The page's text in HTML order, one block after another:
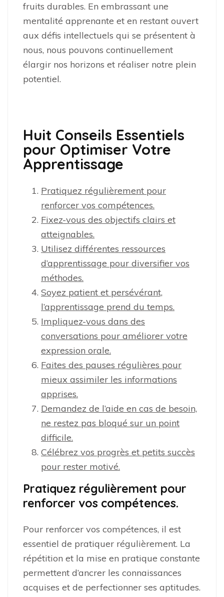
fruits durables. En embrassant une
mentalité apprenante et en restant ouvert
aux défis intellectuels qui se présentent à
nous, nous pouvons continuellement
élargir nos horizons et réaliser notre plein
potentiel.
Huit Conseils Essentiels
pour Optimiser Votre
Apprentissage
Pratiquez régulièrement pour
renforcer vos compétences.
Fixez-vous des objectifs clairs et
atteignables.
Utilisez différentes ressources
d’apprentissage pour diversifier vos
méthodes.
Soyez patient et persévérant,
l’apprentissage prend du temps.
Impliquez-vous dans des
conversations pour améliorer votre
expression orale.
Faites des pauses régulières pour
mieux assimiler les informations
apprises.
Demandez de l’aide en cas de besoin,
ne restez pas bloqué sur un point
difficile.
Célébrez vos progrès et petits succès
pour rester motivé.
Pratiquez régulièrement pour
renforcer vos compétences.
Pour renforcer vos compétences, il est
essentiel de pratiquer régulièrement. La
répétition et la mise en pratique constante
permettent d’ancrer les connaissances
acquises et de perfectionner ses aptitudes.